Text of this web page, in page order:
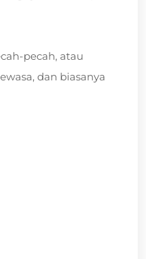
pecah, atau
dan biasanya